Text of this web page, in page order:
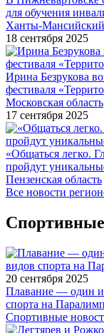
для обучения
Ханты-
18 сентября 2025
Ирина Безрукова
фестиваля
Московская область
17 сентября 2025
«Общаться легко.
пройдут
Пензенская область
Все новости
20 сентября 2025
Плавание — один
спорта на
Спортивные